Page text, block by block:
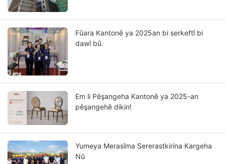
Fûara Kantonê ya 2025an bi serkeftî bi
dawî bû.
Em li Pêşangeha Kantonê ya 2025-an
pêşangehê dikin!
Yumeya Merasîma Sererastkirina Kargeha
Nû